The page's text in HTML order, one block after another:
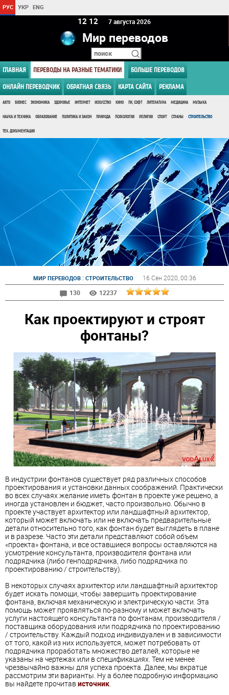
РУС УКР ENG
12:12 7 августа 2026
Мир переводов
ГЛАВНАЯ ПЕРЕВОДЫ НА РАЗНЫЕ ТЕМАТИКИ БОЛЬШЕ ПЕРЕВОДОВ
ОНЛАЙН ПЕРЕВОДЧИК ОБРАТНАЯ СВЯЗЬ КАРТА САЙТА РЕКЛАМА
АВТО БИЗНЕС ЭКОНОМИКА ЗДОРОВЬЕ ИНТЕРНЕТ ИСКУССТВО КИНО ПК, СОФТ ЛИТЕРАТУРА МЕДИЦИНА МУЗЫКА
НАУКА И ТЕХНИКА ОБРАЗОВАНИЕ ПОЛИТИКА И ЗАКОН ПРИРОДА ПСИХОЛОГИЯ РЕЛИГИЯ СПОРТ СТРАНЫ СТРОИТЕЛЬСТВО
ТЕХ. ДОКУМЕНТАЦИЯ
МИР ПЕРЕВОДОВ: СТРОИТЕЛЬСТВО 16 Сен 2020 , 00:36
130
12237
Как проектируют и строят
фонтаны?
В индустрии фонтанов существует ряд различных способов
проектирования и установки данных соображений. Практически
во всех случаях желание иметь фонтан в проекте уже решено, а
иногда установлен и бюджет, часто произвольно. Обычно в
проекте участвует архитектор или ландшафтный архитектор,
который может включать или не включать предварительные
детали относительно того, как фонтан будет выглядеть в плане
и в разрезе. Часто эти детали представляют собой объем
«проекта» фонтана, и все оставшиеся вопросы оставляются на
усмотрение консультанта, производителя фонтана или
подрядчика (либо генподрядчика, либо подрядчика по
проектированию / строительству).
В некоторых случаях архитектор или ландшафтный архитектор
будет искать помощи, чтобы завершить проектирование
фонтана, включая механическую и электрическую части. Эта
помощь может проявляться по-разному и может включать
услуги настоящего консультанта по фонтанам, производителя /
поставщика оборудования или подрядчика по проектированию
/ строительству. Каждый подход индивидуален и в зависимости
от того, какой из них используется, может потребовать от
подрядчика проработать множество деталей, которые не
указаны на чертежах или в спецификациях. Тем не менее
чрезвычайно важны для успеха проекта. Далее, мы вкратце
рассмотрим эти варианты. Ну а более подробную информацию
вы найдете прочитав источник.